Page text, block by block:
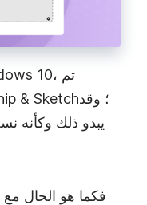
يبدو ذلك وكأنه
فكما هو الحال